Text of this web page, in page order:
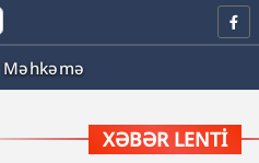
Məhkəmə
XƏBƏR LENTI